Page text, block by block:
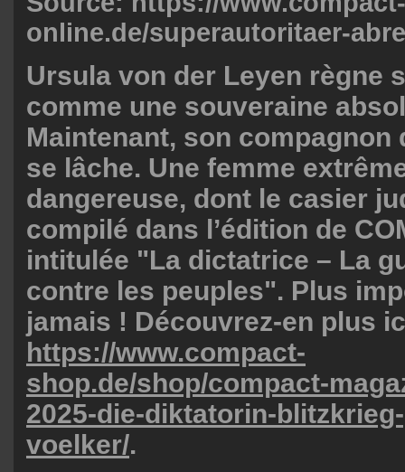
online.de/superautoritaer-
Ursula von der Leyen règne
comme une souveraine
Maintenant, son compagnon
se lâche. Une femme
dangereuse, dont le casier
compilé dans l’édition de
intitulée "La dictatrice – La
contre les peuples". Plus
jamais ! Découvrez-en plus
https://www.compact-
shop.de/shop/compact-
2025-die-diktatorin-
voelker/.